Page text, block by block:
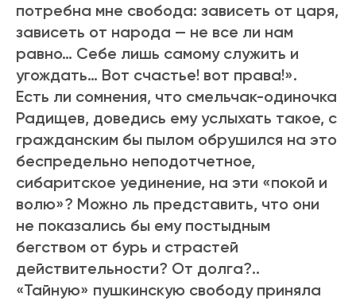
потребна мне свобода: зависеть от царя,
зависеть от народа — не все ли нам
равно… Себе лишь самому служить и
угождать… Вот счастье! вот права!».
Есть ли сомнения, что смельчак-одиночка
Радищев, доведись ему услыхать такое, с
гражданским бы пылом обрушился на это
беспредельно неподотчетное,
сибаритское уединение, на эти «покой и
волю»? Можно ль представить, что они
не показались бы ему постыдным
бегством от бурь и страстей
действительности? От долга?..
«Тайную» пушкинскую свободу приняла